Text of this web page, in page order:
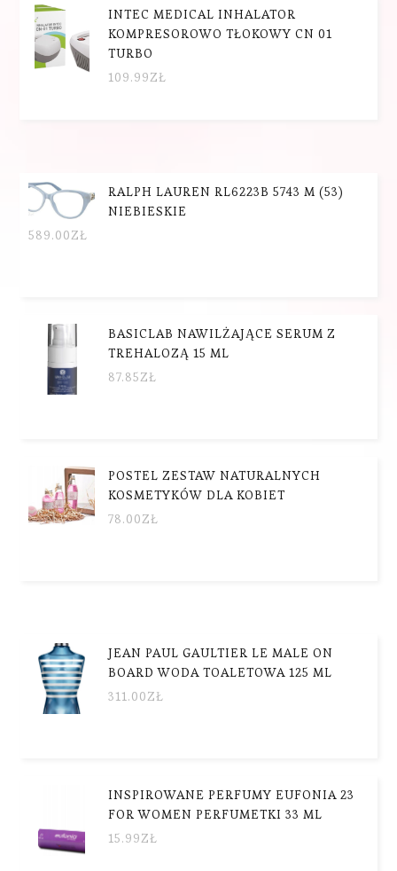
INTEC MEDICAL INHALATOR
KOMPRESOROWO TŁOKOWY CN 01
TURBO
109.99ZŁ
RALPH LAUREN RL6223B 5743 M (53)
NIEBIESKIE
589.00ZŁ
BASICLAB NAWILŻAJĄCE SERUM Z
TREHALOZĄ 15 ML
87.85ZŁ
POSTEL ZESTAW NATURALNYCH
KOSMETYKÓW DLA KOBIET
78.00ZŁ
JEAN PAUL GAULTIER LE MALE ON
BOARD WODA TOALETOWA 125 ML
311.00ZŁ
INSPIROWANE PERFUMY EUFONIA 23
FOR WOMEN PERFUMETKI 33 ML
15.99ZŁ